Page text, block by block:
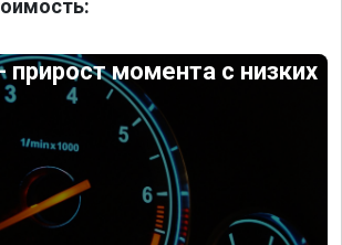
момента с низких